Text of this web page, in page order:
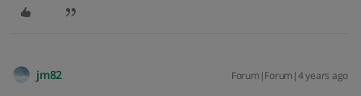
jm82 Forum|Forum|4 years ago